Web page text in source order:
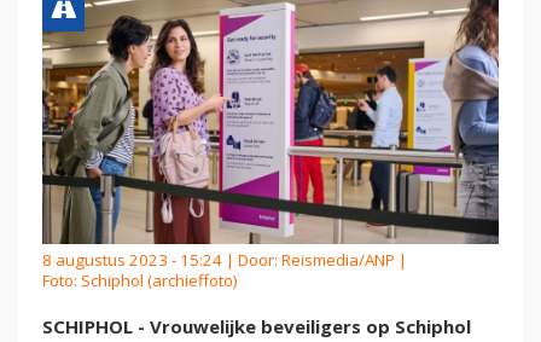
8 augustus 2023 - 15:24 | Door: Reismedia/ANP |
Foto: Schiphol (archieffoto)
SCHIPHOL - Vrouwelijke beveiligers op Schiphol